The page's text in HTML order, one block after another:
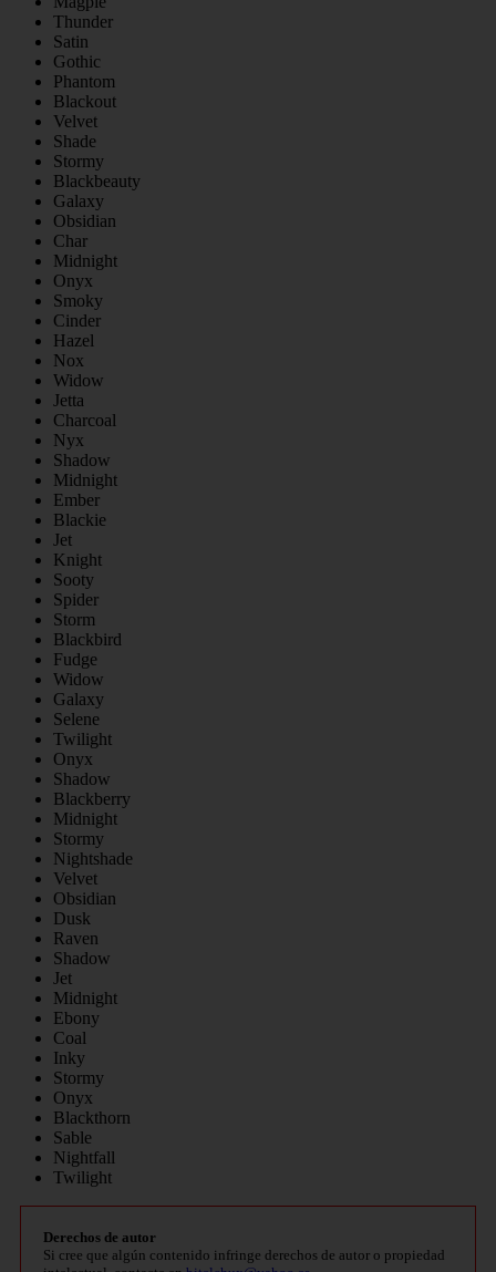
Thunder
Satin
Gothic
Phantom
Blackout
Velvet
Shade
Stormy
Blackbeauty
Galaxy
Obsidian
Char
Midnight
Onyx
Smoky
Cinder
Hazel
Nox
Widow
Jetta
Charcoal
Nyx
Shadow
Midnight
Ember
Blackie
Jet
Knight
Sooty
Spider
Storm
Blackbird
Fudge
Widow
Galaxy
Selene
Twilight
Onyx
Shadow
Blackberry
Midnight
Stormy
Nightshade
Velvet
Obsidian
Dusk
Raven
Shadow
Jet
Midnight
Ebony
Coal
Inky
Stormy
Onyx
Blackthorn
Sable
Nightfall
Twilight
Derechos de autor
Si cree que algún contenido infringe derechos de autor o propiedad